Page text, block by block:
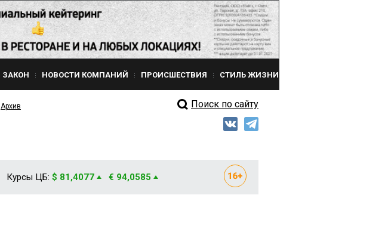
ЗАКОН НОВОСТИ КОМПАНИЙ ПРОИСШЕСТВИЯ СТИЛЬ ЖИЗНИ
Архив Поиск по сайту
Курсы ЦБ: $ 81,4077 € 94,0585